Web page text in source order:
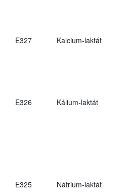
E327 Kalcium-laktát
E326 Kálium-laktát
E325 Nátrium-laktát